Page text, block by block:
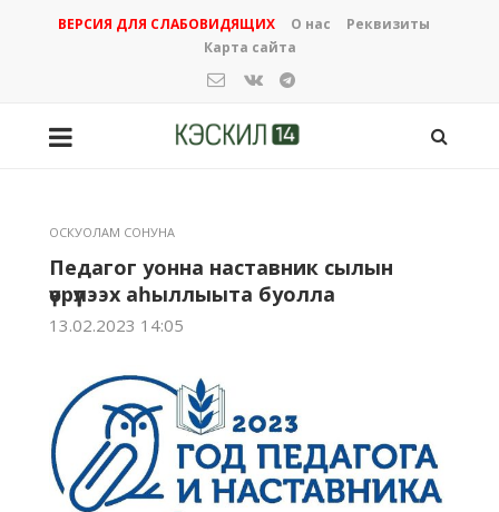
ВЕРСИЯ ДЛЯ СЛАБОВИДЯЩИХ О нас
Реквизиты
Карта сайта
ОСКУОЛАМ СОНУНА
Педагог уонна наставник сылын
үөрүүлээх аһыллыыта буолла
13.02.2023 14:05